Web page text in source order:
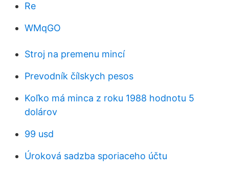
Re
WMqGO
Stroj na premenu mincí
Prevodník čílskych pesos
Koľko má minca z roku 1988 hodnotu 5
dolárov
99 usd
Úroková sadzba sporiaceho účtu